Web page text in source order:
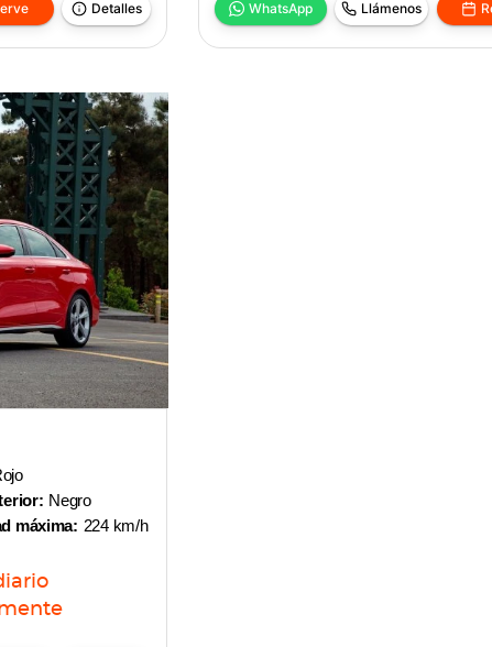
Detalles WhatsApp Llámenos
Negro
máxima: 224 km/h